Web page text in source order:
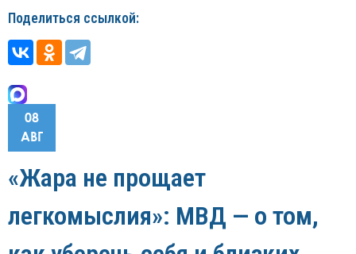
Поделиться ссылкой:
08
АВГ
«Жара не прощает
легкомыслия»: МВД — о том,